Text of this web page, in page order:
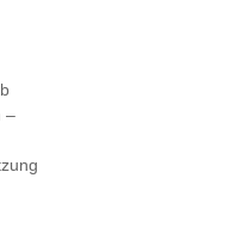
–